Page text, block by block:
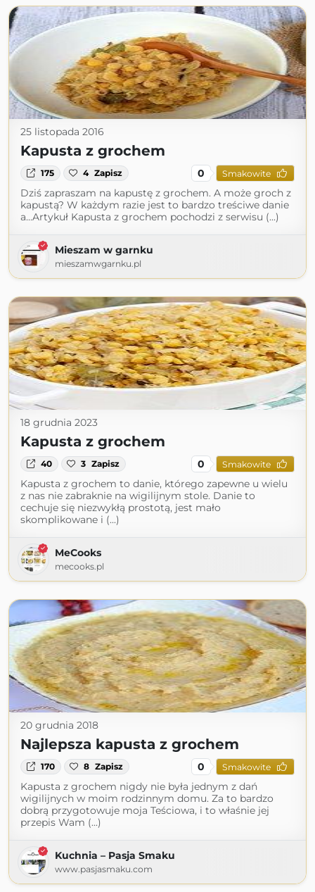
25 listopada 2016
Kapusta z grochem
175 4 Zapisz 0 Smakowite
Dziś zapraszam na kapustę z grochem. A może groch z
kapustą? W każdym razie jest to bardzo treściwe danie
a...Artykuł Kapusta z grochem pochodzi z serwisu (...)
Mieszam w garnku
mieszamwgarnku.pl
18 grudnia 2023
Kapusta z grochem
40 3 Zapisz 0 Smakowite
Kapusta z grochem to danie, którego zapewne u wielu
z nas nie zabraknie na wigilijnym stole. Danie to
cechuje się niezwykłą prostotą, jest mało
skomplikowane i (...)
MeCooks
mecooks.pl
20 grudnia 2018
Najlepsza kapusta z grochem
170 8 Zapisz 0 Smakowite
Kapusta z grochem nigdy nie była jednym z dań
wigilijnych w moim rodzinnym domu. Za to bardzo
dobrą przygotowuje moja Teściowa, i to właśnie jej
przepis Wam (...)
Kuchnia – Pasja Smaku
www.pasjasmaku.com